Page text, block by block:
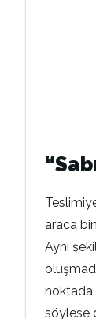
araca
Aynı
noktada
söylese